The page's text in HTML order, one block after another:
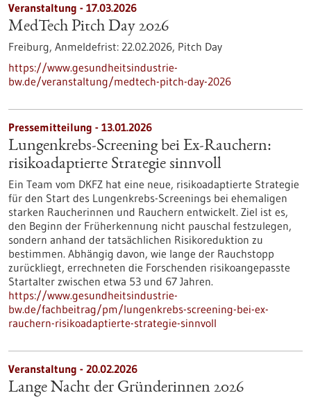
Veranstaltung - 17.03.2026
MedTech Pitch Day 2026
Freiburg, Anmeldefrist: 22.02.2026, Pitch Day
https://www.gesundheitsindustrie-
bw.de/veranstaltung/medtech-pitch-day-2026
Pressemitteilung - 13.01.2026
Lungenkrebs-Screening bei Ex-Rauchern:
risikoadaptierte Strategie sinnvoll
Ein Team vom DKFZ hat eine neue, risikoadaptierte Strategie
für den Start des Lungenkrebs-Screenings bei ehemaligen
starken Raucherinnen und Rauchern entwickelt. Ziel ist es,
den Beginn der Früherkennung nicht pauschal festzulegen,
sondern anhand der tatsächlichen Risikoreduktion zu
bestimmen. Abhängig davon, wie lange der Rauchstopp
zurückliegt, errechneten die Forschenden risikoangepasste
Startalter zwischen etwa 53 und 67 Jahren.
https://www.gesundheitsindustrie-
bw.de/fachbeitrag/pm/lungenkrebs-screening-bei-ex-
rauchern-risikoadaptierte-strategie-sinnvoll
Veranstaltung - 20.02.2026
Lange Nacht der Gründerinnen 2026